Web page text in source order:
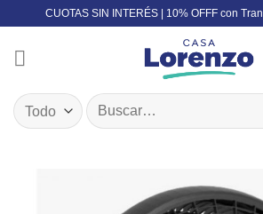
content
CUOTAS SIN INTERÉS | 10% OFFF con
Buscar
por: